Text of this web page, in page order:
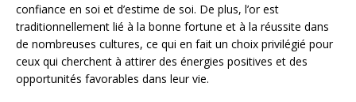
confiance en soi et d’estime de soi. De plus, l’or est
traditionnellement lié à la bonne fortune et à la réussite dans
de nombreuses cultures, ce qui en fait un choix privilégié pour
ceux qui cherchent à attirer des énergies positives et des
opportunités favorables dans leur vie.